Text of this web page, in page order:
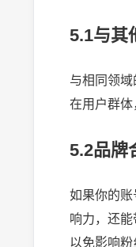
5.1与其
与相同领
在用户群体
5.2品牌
如果你的
响力，还
以免影响粉